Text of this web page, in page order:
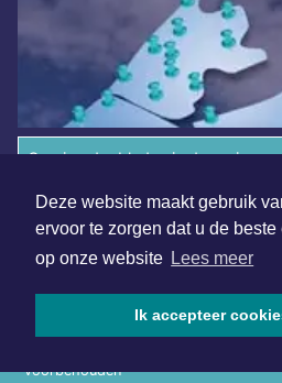
Deze website maakt gebruik
ervoor te zorgen dat u de
op onze website Lees meer
Ik accepteer
Overige dagbladen in de regio
voorbehouden
Algemene voorwaarden
Disclaimer